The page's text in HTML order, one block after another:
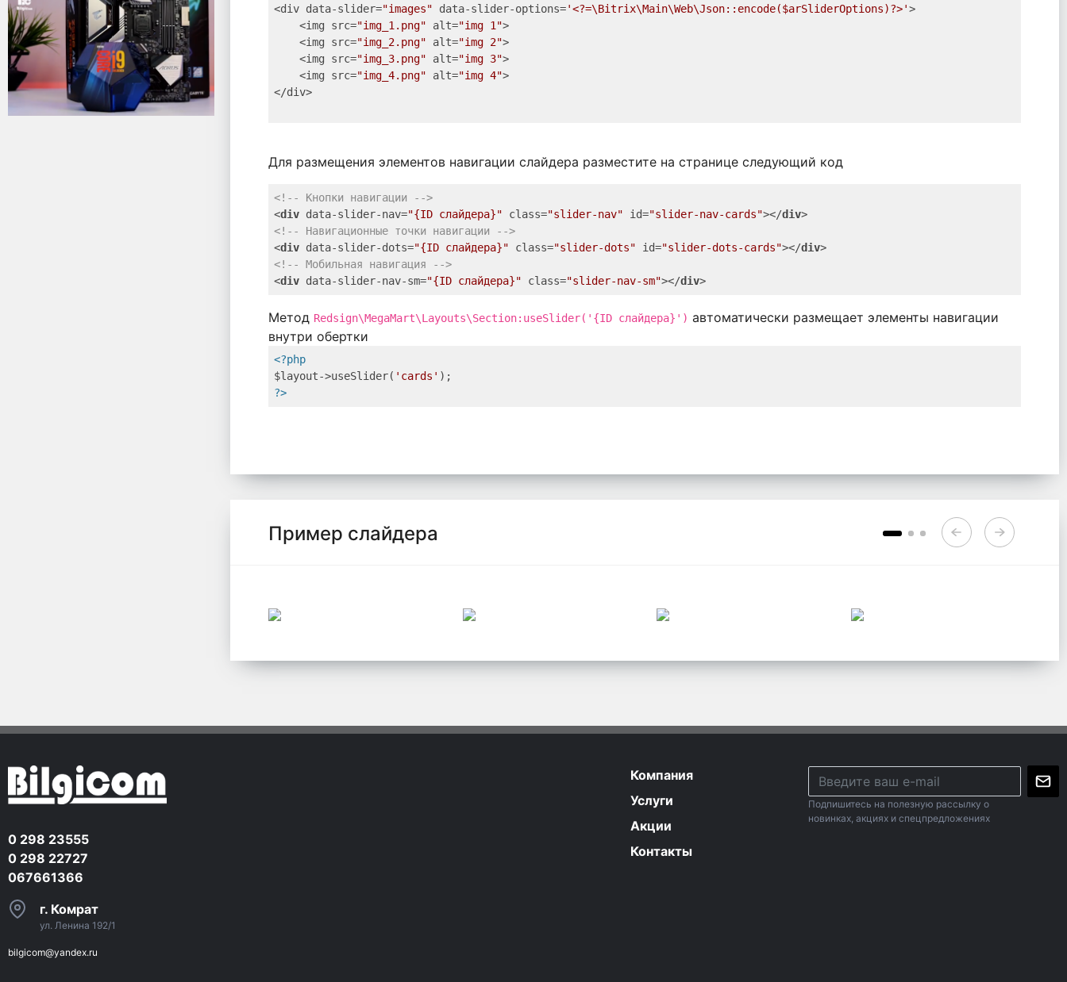
<div data-slider="images" data-slider-options='<?=\Bitrix\Main\Web\Json::encode($arSliderOptions)?>'>
	<img src=
"img_1.png" alt="img 1">
	<img src=
"img_2.png" alt="img 2">
	<img src=
"img_3.png" alt="img 3">
	<img src=
"img_4.png" alt="img 4">
</div>
Для размещения элементов навигации слайдера разместите на странице следующий код
<!-- Кнопки навигации -->
<div data-slider-nav="{ID слайдера}" class="slider-nav" id="slider-nav-cards"></div>
<!-- Навигационные точки навигации -->
<div data-slider-dots="{ID слайдера}" class="slider-dots" id="slider-dots-cards"></div>
<!-- Мобильная навигация -->
<div data-slider-nav-sm="{ID слайдера}" class="slider-nav-sm"></div>
Метод Redsign\MegaMart\Layouts\Section:useSlider('{ID слайдера}') автоматически размещает элементы навигации
внутри обертки
<?php
$layout->useSlider( 'cards'
?>
Пример слайдера
0 298 23555
0 298 22727
067661366
г. Комрат
ул. Ленина 192/1
bilgicom@yandex.ru
Компания
Услуги
Акции
Контакты
Подпишитесь на полезную рассылку о
новинках, акциях и спецпредложениях